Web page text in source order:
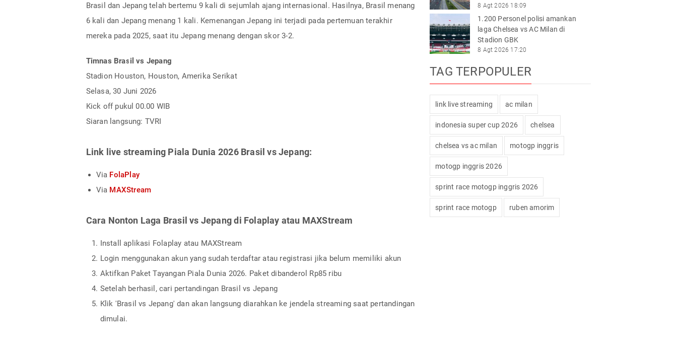
Brasil dan Jepang telah bertemu 9 kali di sejumlah ajang internasional. Hasilnya, Brasil menang
6 kali dan Jepang menang 1 kali. Kemenangan Jepang ini terjadi pada pertemuan terakhir
mereka pada 2025, saat itu Jepang menang dengan skor 3-2.
Timnas Brasil vs Jepang
Stadion Houston, Houston, Amerika Serikat
Selasa, 30 Juni 2026
Kick off pukul 00.00 WIB
Siaran langsung: TVRI
Link live streaming Piala Dunia 2026 Brasil vs Jepang:
Via FolaPlay
Via MAXStream
Cara Nonton Laga Brasil vs Jepang di Folaplay atau MAXStream
Install aplikasi Folaplay atau MAXStream
Login menggunakan akun yang sudah terdaftar atau registrasi jika belum memiliki akun
Aktifkan Paket Tayangan Piala Dunia 2026. Paket dibanderol Rp85 ribu
Setelah berhasil, cari pertandingan Brasil vs Jepang
Klik 'Brasil vs Jepang' dan akan langsung diarahkan ke jendela streaming saat pertandingan
dimulai.
8 Agt 2026 18:09
1.200 Personel polisi amankan
laga Chelsea vs AC Milan di
Stadion GBK
8 Agt 2026 17:20
TAG TERPOPULER
link live streaming ac milan
indonesia super cup 2026 chelsea
chelsea vs ac milan motogp inggris
motogp inggris 2026
sprint race motogp inggris 2026
sprint race motogp ruben amorim